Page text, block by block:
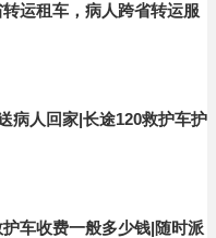
运租车，病人跨省转运服
病人回家|长途120救护车护
车收费一般多少钱|随时派